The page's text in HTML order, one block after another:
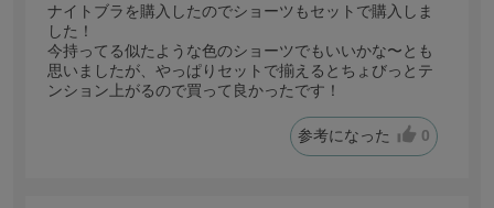
ナイトブラを購入したのでショーツもセットで購入しま
した！
今持ってる似たような色のショーツでもいいかな〜とも
思いましたが、やっぱりセットで揃えるとちょびっとテ
ンション上がるので買って良かったです！
参考になった 0